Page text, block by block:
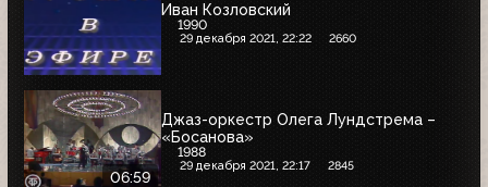
Иван Козловский
1990
29 декабря 2021, 22:22 2660
06:59
Джаз-оркестр Олега Лундстрема –
«Босанова»
1988
29 декабря 2021, 22:17 2845